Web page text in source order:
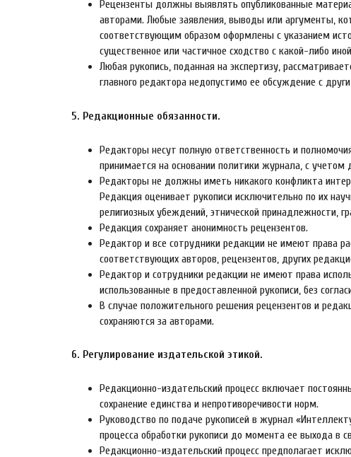
Рецензенты должны выявлять опубликованные
авторами. Любые заявления, выводы или аргументы,
соответствующим образом оформлены с указанием
существенное или частичное сходство с какой-либо
Любая рукопись, поданная на экспертизу,
главного редактора недопустимо ее обсуждение с
5. Редакционные обязанности.
Редакторы несут полную ответственность и
принимается на основании политики журнала, с
Редакторы не должны иметь никакого конфликта
Редакция оценивает рукописи исключительно по их
религиозных убеждений, этнической принадлежности,
Редакция сохраняет анонимность рецензентов.
Редактор и все сотрудники редакции не имеют права
соответствующих авторов, рецензентов, других
Редактор и сотрудники редакции не имеют права
использованные в предоставленной рукописи, без
В случае положительного решения рецензентов и
сохраняются за авторами.
6. Регулирование издательской этикой.
Редакционно-издательский процесс включает
сохранение единства и непротиворечивости норм.
Руководство по подаче рукописей в журнал
процесса обработки рукописи до момента ее выхода в
Редакционно-издательский процесс предполагает